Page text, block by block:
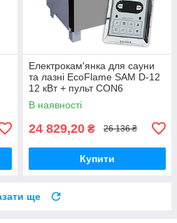
Електрокам'янка для сауни
та лазні EcoFlame SAM D-12
12 кВт + пульт CON6
В наявності
24 829,20 ₴ 26 136 ₴
Купити
ще